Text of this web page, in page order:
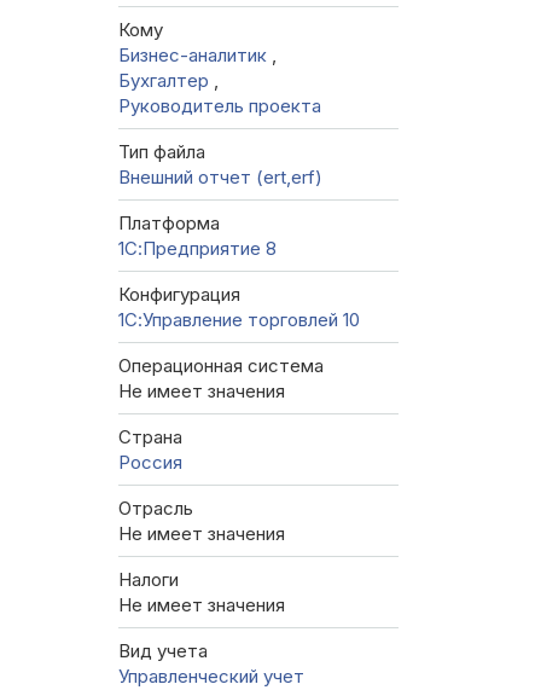
Кому
Бизнес-аналитик ,
Бухгалтер ,
Руководитель проекта
Тип файла
Внешний отчет (ert,erf)
Платформа
1С:Предприятие 8
Конфигурация
1С:Управление торговлей 10
Операционная система
Не имеет значения
Страна
Россия
Отрасль
Не имеет значения
Налоги
Не имеет значения
Вид учета
Управленческий учет